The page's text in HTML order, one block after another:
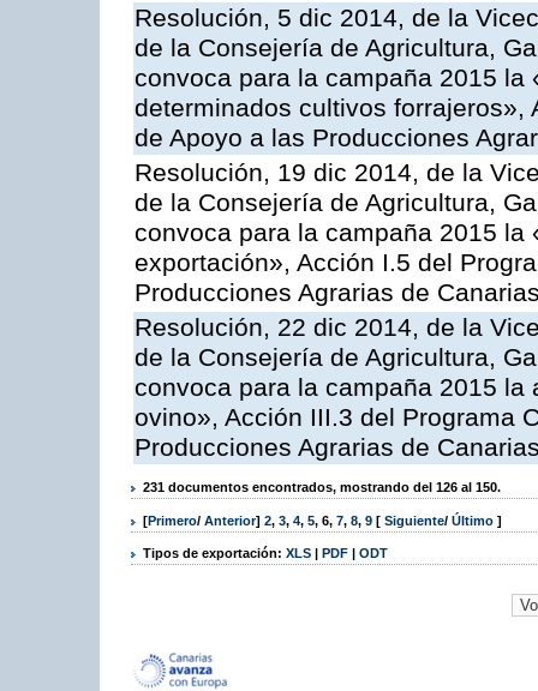
Resolución, 5 dic 2014, de la
de la Consejería de Agricultura,
convoca para la campaña 2015 la
determinados cultivos forrajeros»,
de Apoyo a las Producciones
Resolución, 19 dic 2014, de la
de la Consejería de Agricultura,
convoca para la campaña 2015
exportación», Acción I.5 del
Producciones Agrarias de
Resolución, 22 dic 2014, de la
de la Consejería de Agricultura,
convoca para la campaña 2015
ovino», Acción III.3 del Programa
Producciones Agrarias de
231 documentos encontrados, mostrando del 126 al 150.
[Primero/ Anterior] 2, 3, 4, 5, 6, 7, 8, 9 [ Siguiente/ Último ]
Tipos de exportación: XLS | PDF | ODT